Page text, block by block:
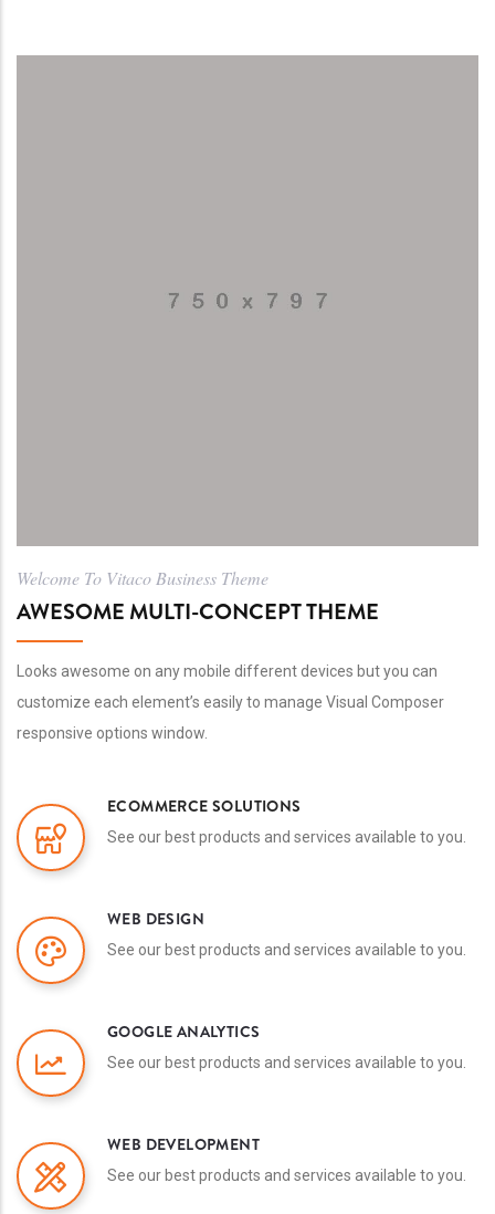
Welcome To Vitaco Business Theme
AWESOME MULTI-CONCEPT THEME
Looks awesome on any mobile different devices but you can
customize each element’s easily to manage Visual Composer
responsive options window.
ECOMMERCE SOLUTIONS
See our best products and services available to you.
WEB DESIGN
See our best products and services available to you.
GOOGLE ANALYTICS
See our best products and services available to you.
WEB DEVELOPMENT
See our best products and services available to you.